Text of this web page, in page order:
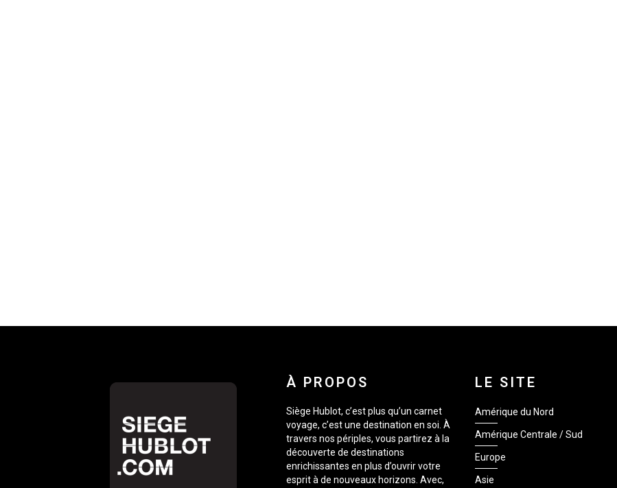
À PROPOS
Siège Hublot, c’est plus qu’un carnet
voyage, c’est une destination en soi. À
travers nos périples, vous partirez à la
découverte de destinations
enrichissantes en plus d’ouvrir votre
esprit à de nouveaux horizons. Avec,
LE SITE
Amérique du Nord
Amérique Centrale / Sud
Europe
Asie